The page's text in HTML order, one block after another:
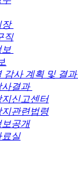
장
직
보
감사 계획 및 결과
사결과
지신고센터
지관련법령
보공개
료실